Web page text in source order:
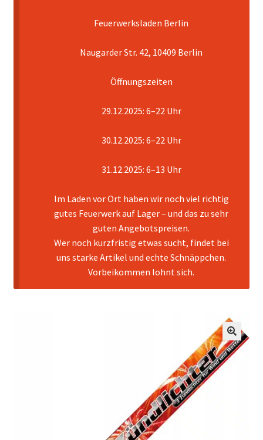
Pyrotechniker buchen
Feuerwerksladen Berlin
Naugarder Str. 42, 10409 Berlin
Öffnungszeiten
29.12.2025: 6–22 Uhr
30.12.2025: 6–22 Uhr
31.12.2025: 6–13 Uhr
Im Laden vor Ort haben wir noch viel richtig
gutes Feuerwerk auf Lager – und das zu sehr
guten Angebotspreisen.
Wer noch kurzfristig etwas sucht, findet bei
uns starke Artikel und echte Schnäppchen.
Vorbeikommen lohnt sich.
🔍